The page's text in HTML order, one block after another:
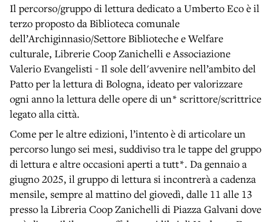
Il percorso/gruppo di lettura dedicato a Umberto Eco è il
terzo proposto da Biblioteca comunale
dell’Archiginnasio/Settore Biblioteche e Welfare
culturale, Librerie Coop Zanichelli e Associazione
Valerio Evangelisti - Il sole dell'avvenire nell’ambito del
Patto per la lettura di Bologna, ideato per valorizzare
ogni anno la lettura delle opere di un* scrittore/scrittrice
legato alla città.
Come per le altre edizioni, l’intento è di articolare un
percorso lungo sei mesi, suddiviso tra le tappe del gruppo
di lettura e altre occasioni aperti a tutt*. Da gennaio a
giugno 2025, il gruppo di lettura si incontrerà a cadenza
mensile, sempre al mattino del giovedì, dalle 11 alle 13
presso la Libreria Coop Zanichelli di Piazza Galvani dove